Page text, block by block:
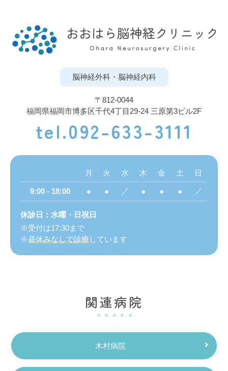
脳神経外科・脳神経内科
〒812-0044
福岡県福岡市博多区千代4丁目29-24 三原第3ビル2F
tel.092-633-3111
月 火 水 木 金 土 日
9:00 - 18:00 ● ● ／ ● ● ● ／
休診日：水曜・日祝日
受付は17:30まで
昼休みなしで診療しています
関連病院
木村病院